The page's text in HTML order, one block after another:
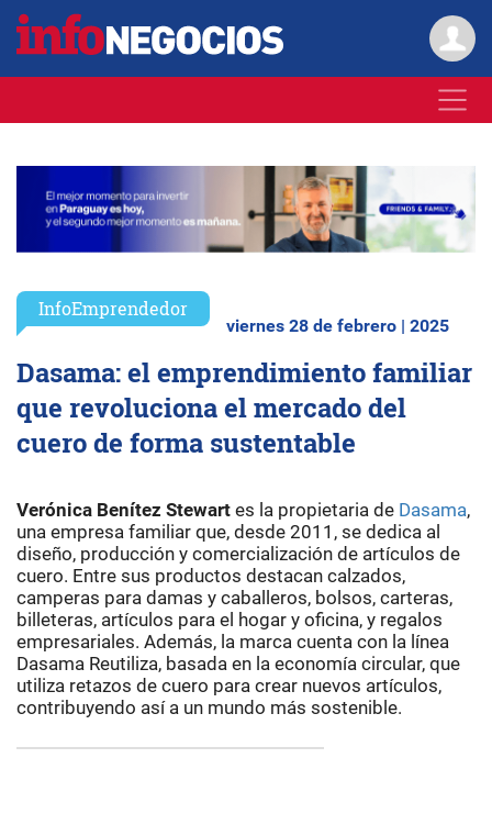
InfoEmprendedor
viernes 28 de febrero | 2025
Dasama: el emprendimiento familiar
que revoluciona el mercado del
cuero de forma sustentable
Verónica Benítez Stewart es la propietaria de Dasama,
una empresa familiar que, desde 2011, se dedica al
diseño, producción y comercialización de artículos de
cuero. Entre sus productos destacan calzados,
camperas para damas y caballeros, bolsos, carteras,
billeteras, artículos para el hogar y oficina, y regalos
empresariales. Además, la marca cuenta con la línea
Dasama Reutiliza, basada en la economía circular, que
utiliza retazos de cuero para crear nuevos artículos,
contribuyendo así a un mundo más sostenible.